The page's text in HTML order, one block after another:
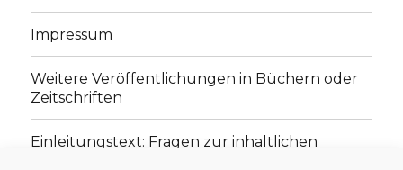
Impressum
Weitere Veröffentlichungen in Büchern oder
Zeitschriften
Einleitungstext: Fragen zur inhaltlichen